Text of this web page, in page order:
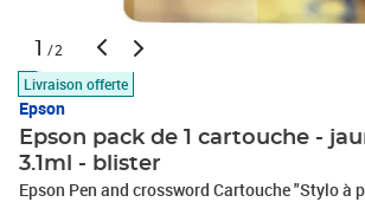
1 /2
Livraison offerte
Epson
Epson pack de 1 cartouche -
3.1ml - blister
Epson Pen and crossword Cartouche "Stylo à